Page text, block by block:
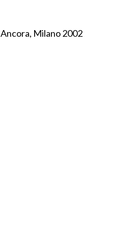
Ancora, Milano 2002